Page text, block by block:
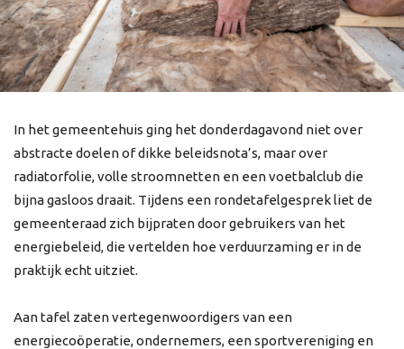
In het gemeentehuis ging het donderdagavond niet over
abstracte doelen of dikke beleidsnota’s, maar over
radiatorfolie, volle stroomnetten en een voetbalclub die
bijna gasloos draait. Tijdens een rondetafelgesprek liet de
gemeenteraad zich bijpraten door gebruikers van het
energiebeleid, die vertelden hoe verduurzaming er in de
praktijk echt uitziet.
Aan tafel zaten vertegenwoordigers van een
energiecoöperatie, ondernemers, een sportvereniging en